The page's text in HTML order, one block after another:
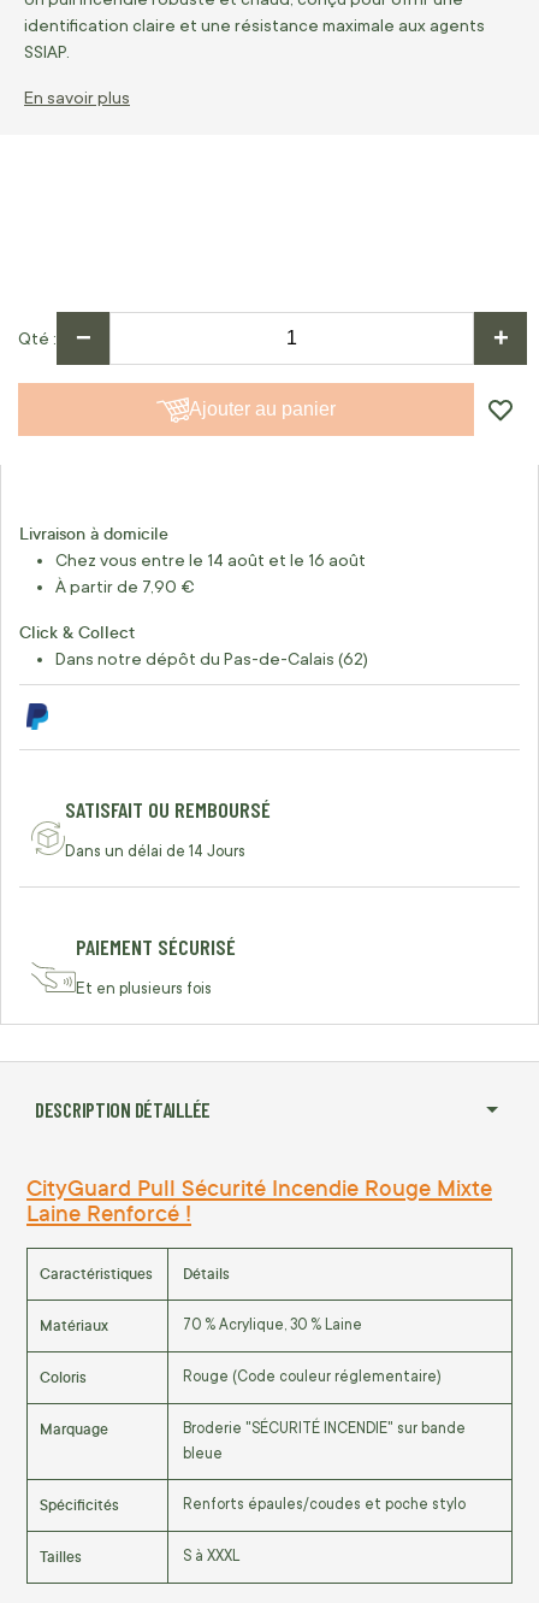
identification claire et une résistance maximale aux agents
SSIAP.
En savoir plus
Qté − +
Ajouter au panier
Livraison à domicile
Chez vous entre le 14 août et le 16 août
À partir de 7,90 €
Click & Collect
Dans notre dépôt du Pas-de-Calais (62)
SATISFAIT OU REMBOURSÉ
Dans un délai de 14 Jours
PAIEMENT SÉCURISÉ
Et en plusieurs fois
DESCRIPTION DÉTAILLÉE
CityGuard Pull Sécurité Incendie Rouge Mixte
Laine Renforcé !
Caractéristiques Détails
Matériaux 70 % Acrylique, 30 % Laine
Coloris Rouge (Code couleur réglementaire)
Marquage
Broderie "SÉCURITÉ INCENDIE" sur bande
bleue
Spécificités Renforts épaules/coudes et poche stylo
Tailles S à XXXL